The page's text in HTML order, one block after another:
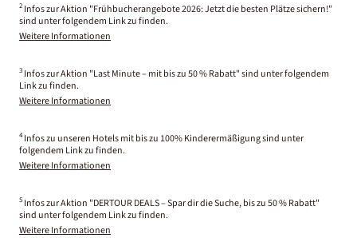
2 Infos zur Aktion "Frühbucherangebote 2026: Jetzt die besten Plätze sichern!"
sind unter folgendem Link zu finden.
Weitere Informationen
3 Infos zur Aktion "Last Minute – mit bis zu 50 % Rabatt" sind unter folgendem
Link zu finden.
Weitere Informationen
4 Infos zu unseren Hotels mit bis zu 100% Kinderermäßigung sind unter
folgendem Link zu finden.
Weitere Informationen
5 Infos zur Aktion "DERTOUR DEALS – Spar dir die Suche, bis zu 50 % Rabatt"
sind unter folgendem Link zu finden.
Weitere Informationen